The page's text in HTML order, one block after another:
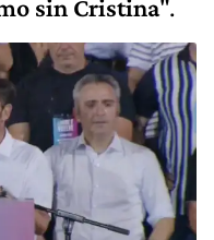
sin Cristina".